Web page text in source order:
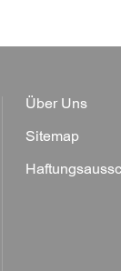
Über Uns
Sitemap